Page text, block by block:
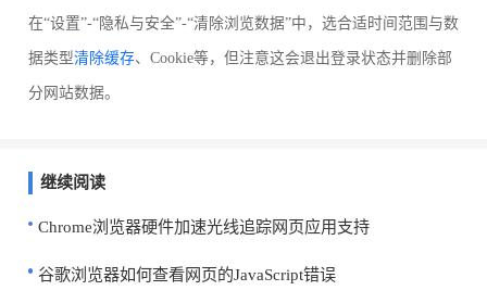
在“设置”-“隐私与安全”-“清除浏览数据”中，选合适时间范围与数
据类型清除缓存、Cookie等，但注意这会退出登录状态并删除部
分网站数据。
继续阅读
Chrome浏览器硬件加速光线追踪网页应用支持
谷歌浏览器如何查看网页的JavaScript错误